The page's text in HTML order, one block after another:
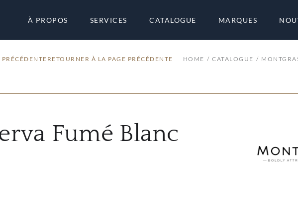
À PROPOS SERVICES CATALOGUE MARQUES
RETOURNER À LA PAGE PRÉCÉDENTE HOME CATALOGUE
Fumé Blanc